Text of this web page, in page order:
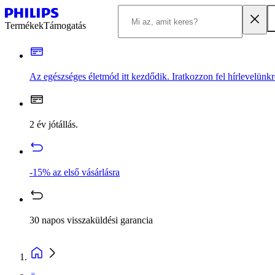
TermékekTámogatás
Az egészséges életmód itt kezdődik. Iratkozzon fel
2 év jótállás.
-15% az első vásárlásra
30 napos visszaküldési garancia